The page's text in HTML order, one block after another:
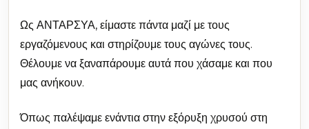
Ως ΑΝΤΑΡΣΥΑ, είμαστε πάντα μαζί με τους
εργαζόμενους και στηρίζουμε τους αγώνες τους.
Θέλουμε να ξαναπάρουμε αυτά που χάσαμε και που
μας ανήκουν.
Όπως παλέψαμε ενάντια στην εξόρυξη χρυσού στη